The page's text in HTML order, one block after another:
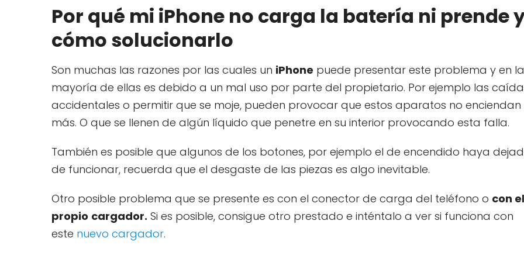
Por qué mi iPhone no carga la batería ni prende
cómo solucionarlo
Son muchas las razones por las cuales un iPhone puede presentar este problema y en la
mayoría de ellas es debido a un mal uso por parte del propietario. Por ejemplo las
accidentales o permitir que se moje, pueden provocar que estos aparatos no enciendan
más. O que se llenen de algún líquido que penetre en su interior provocando esta falla.
También es posible que algunos de los botones, por ejemplo el de encendido haya
de funcionar, recuerda que el desgaste de las piezas es algo inevitable.
Otro posible problema que se presente es con el conector de carga del teléfono o con el
propio cargador. Si es posible, consigue otro prestado e inténtalo a ver si funciona con
este nuevo cargador.